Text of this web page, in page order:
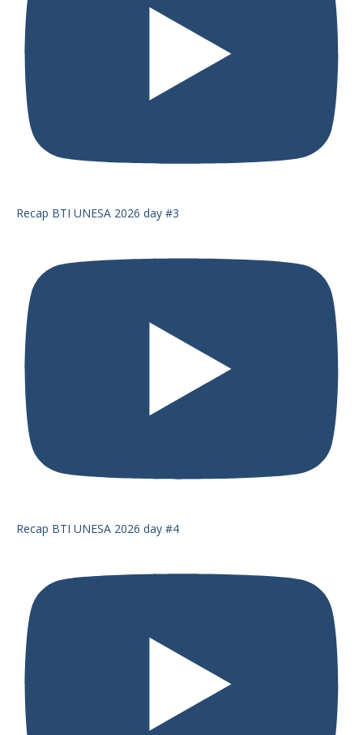
Recap BTI UNESA 2026 day #3
Recap BTI UNESA 2026 day #4